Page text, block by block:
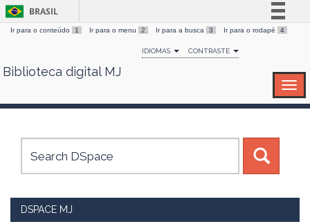
Skip
BRASIL
Simplifique!
Comunica BR
Canais
Ir para o conteúdo 1 Ir para o menu 2 Ir para a busca 3 Ir para o rodapé 4
IDIOMAS CONTRASTE
Biblioteca digital MJ
DSPACE MJ